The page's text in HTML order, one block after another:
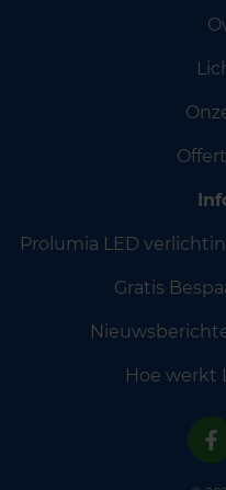
Prolumia LED
Gratis
Hoe werkt